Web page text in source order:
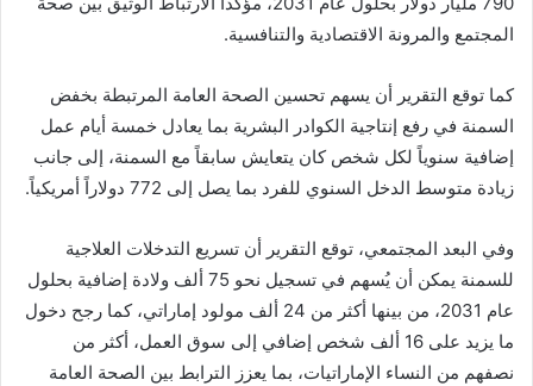
المجتمع والمرونة الاقتصادية والتنافسية.
كما توقع التقرير أن يسهم تحسين الصحة العامة المرتبطة بخفض
السمنة في رفع إنتاجية الكوادر البشرية بما يعادل خمسة أيام عمل
إضافية سنوياً لكل شخص كان يتعايش سابقاً مع السمنة، إلى جانب
زيادة متوسط الدخل السنوي للفرد بما يصل إلى 772 دولاراً أمريكياً.
وفي البعد المجتمعي، توقع التقرير أن تسريع التدخلات العلاجية
للسمنة يمكن أن يُسهم في تسجيل نحو 75 ألف ولادة إضافية بحلول
عام 2031، من بينها أكثر من 24 ألف مولود إماراتي، كما رجح دخول
ما يزيد على 16 ألف شخص إضافي إلى سوق العمل، أكثر من
نصفهم من النساء الإماراتيات، بما يعزز الترابط بين الصحة العامة